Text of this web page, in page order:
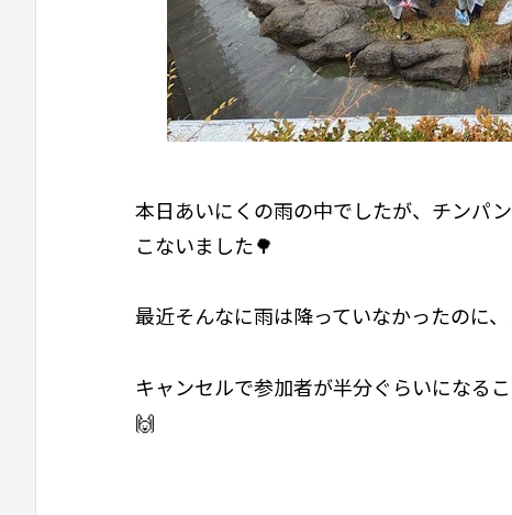
本日あいにくの雨の中でしたが、チンパ
こないました🌳
最近そんなに雨は降っていなかったのに
キャンセルで参加者が半分ぐらいになる
🙌